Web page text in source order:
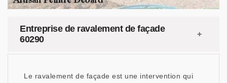
Entreprise de ravalement de façade
60290
Le ravalement de façade est une intervention qui